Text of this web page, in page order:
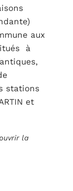
aux
à
stations
et
la